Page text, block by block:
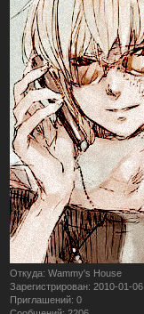
Откуда: Wammy's House
Зарегистрирован: 2010-01-06
Приглашений: 0